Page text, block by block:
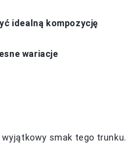
idealną kompozycję
wariacje
smak tego trunku.